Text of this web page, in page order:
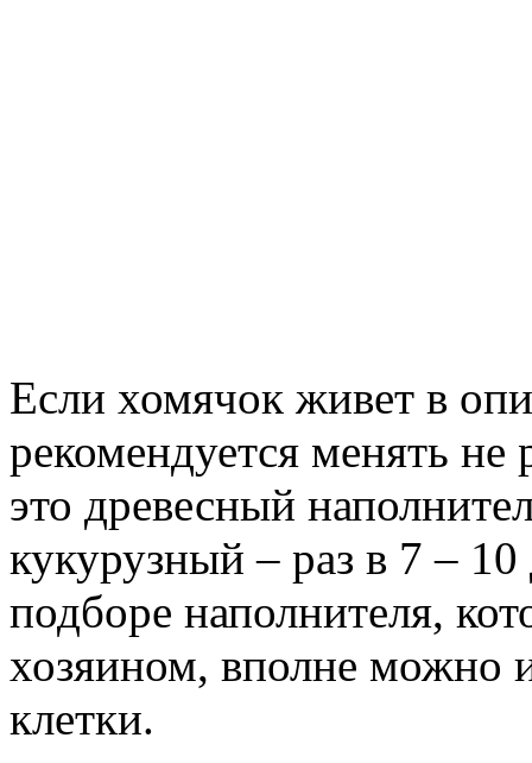
Если хомячок живет в
рекомендуется менять
это древесный
кукурузный – раз в 7 –
подборе наполнителя,
хозяином, вполне можно
клетки.